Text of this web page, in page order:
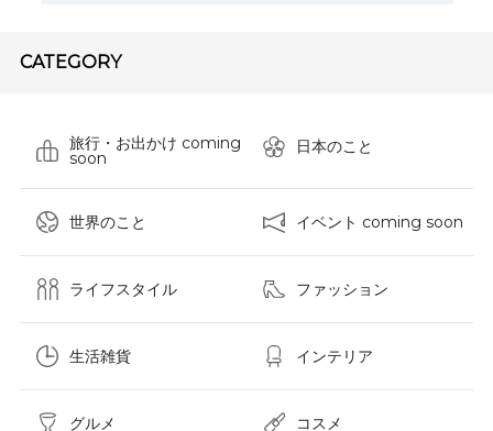
CATEGORY
旅行・お出かけ coming
soon
日本のこと
世界のこと イベント coming soon
ライフスタイル ファッション
生活雑貨 インテリア
グルメ コスメ​